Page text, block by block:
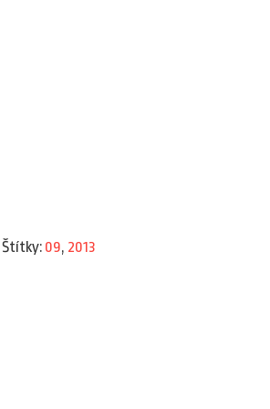
Štítky: 09, 2013